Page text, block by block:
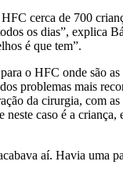
cerca de 700
os dias”, explica
é que tem”.
o HFC onde são
problemas mais
da cirurgia, com
neste caso é a
aí. Havia uma